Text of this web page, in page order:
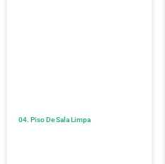
04. Piso De Sala Limpa